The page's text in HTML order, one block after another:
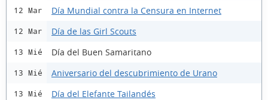
12 Mar Día Mundial contra la Censura en Internet
12 Mar Día de las Girl Scouts
13 Mié Día del Buen Samaritano
13 Mié Aniversario del descubrimiento de Urano
13 Mié Día del Elefante Tailandés